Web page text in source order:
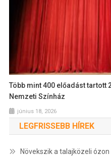
Több mint 400 előadást tartott
Nemzeti Színház
június 18, 2026
LEGFRISSEBB HÍREK
Növekszik a talajközeli